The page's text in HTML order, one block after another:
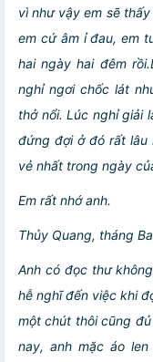
vì như vậy em sẽ
em cứ âm ỉ đau, em
hai ngày hai đêm
nghỉ ngơi chốc lát
thở nổi. Lúc nghỉ giải
đứng đợi ở đó rất lâu
vẻ nhất trong ngày
Em rất nhớ anh.
Thủy Quang, tháng
Anh có đọc thư
hễ nghĩ đến việc khi
một chút thôi cũng
nay, anh mặc áo